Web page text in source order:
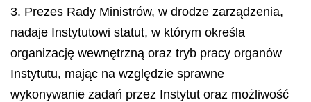
3. Prezes Rady Ministrów, w drodze zarządzenia,
nadaje Instytutowi statut, w którym określa
organizację wewnętrzną oraz tryb pracy organów
Instytutu, mając na względzie sprawne
wykonywanie zadań przez Instytut oraz możliwość